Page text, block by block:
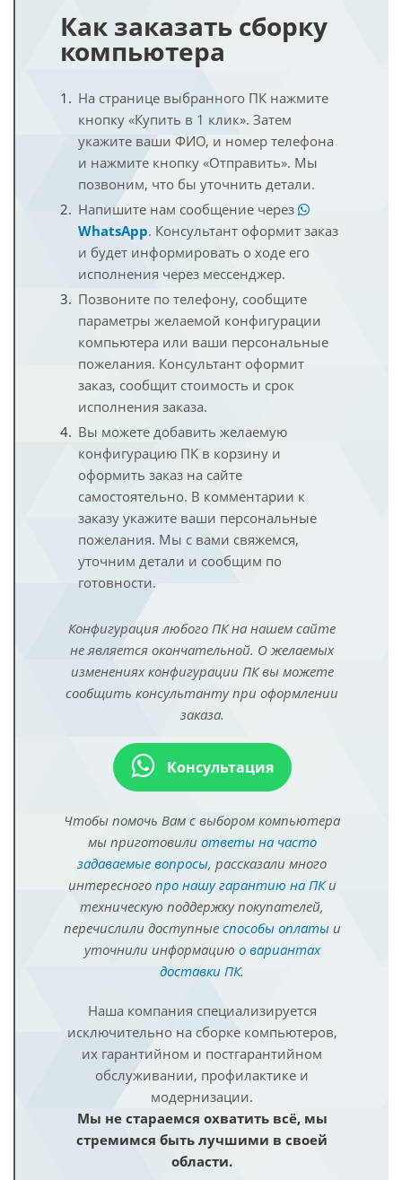
Как заказать сборку
компьютера
На странице выбранного ПК нажмите
кнопку «Купить в 1 клик». Затем
укажите ваши ФИО, и номер телефона
и нажмите кнопку «Отправить». Мы
позвоним, что бы уточнить детали.
Напишите нам сообщение через
WhatsApp. Консультант оформит заказ
и будет информировать о ходе его
исполнения через мессенджер.
Позвоните по телефону, сообщите
параметры желаемой конфигурации
компьютера или ваши персональные
пожелания. Консультант оформит
заказ, сообщит стоимость и срок
исполнения заказа.
Вы можете добавить желаемую
конфигурацию ПК в корзину и
оформить заказ на сайте
самостоятельно. В комментарии к
заказу укажите ваши персональные
пожелания. Мы с вами свяжемся,
уточним детали и сообщим по
готовности.
Конфигурация любого ПК на нашем сайте
не является окончательной. О желаемых
изменениях конфигурации ПК вы можете
сообщить консультанту при оформлении
заказа.
Консультация
Чтобы помочь Вам с выбором компьютера
мы приготовили ответы на часто
задаваемые вопросы, рассказали много
интересного про нашу гарантию на ПКи
техническую поддержку покупателей,
перечислили доступные способы оплатыи
уточнили информацию о вариантах
доставки ПК.
Наша компания специализируется
исключительно на сборке компьютеров,
их гарантийном и постгарантийном
обслуживании, профилактике и
модернизации.
Мы не стараемся охватить всё, мы
стремимся быть лучшими в своей
области.